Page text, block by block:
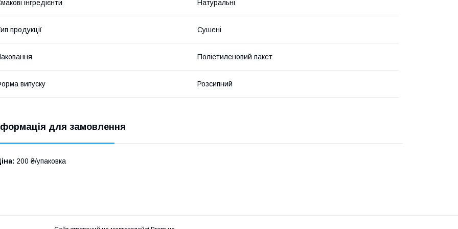
інгредієнти Натуральні
продукції Сушені
Поліетиленовий пакет
випуску Розсипний
для замовлення
200 ₴/упаковка